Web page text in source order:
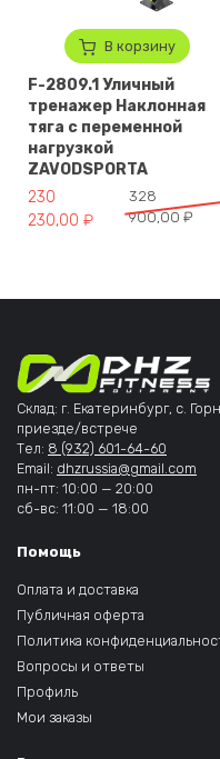
В корзину
F-2809.1 Уличный
тренажер Наклонная
тяга с переменной
нагрузкой
ZAVODSPORTA
328
900,00 ₽
Первоначальная цена
230
230,00 ₽
Текущая цена: 230 230,00
Склад: г. Екатеринбург, с.
приезде/встрече
Тел: 8 (932) 601-64-60
Email: dhzrussia@gmail.com
пн-пт: 10:00 — 20:00
сб-вс: 11:00 — 18:00
Помощь
Оплата и доставка
Публичная оферта
Политика
Вопросы и ответы
Профиль
Мои заказы